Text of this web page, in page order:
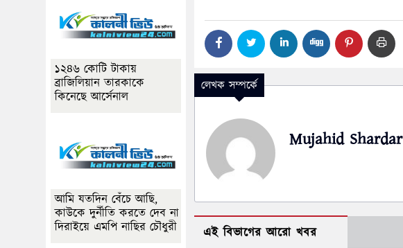
লেখক সম্পর্কে
Mujahid Shardar
এই বিভাগের আরো খবর
১২৪৬ কোটি টাকায়
ব্রাজিলিয়ান তারকাকে
কিনেছে আর্সেনাল
আমি যতদিন বেঁচে আছি,
কাউকে দুর্নীতি করতে দেব না
দিরাইয়ে এমপি নাছির চৌধুরী